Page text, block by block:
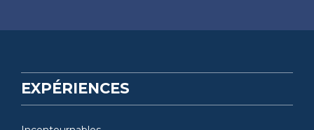
EXPÉRIENCES